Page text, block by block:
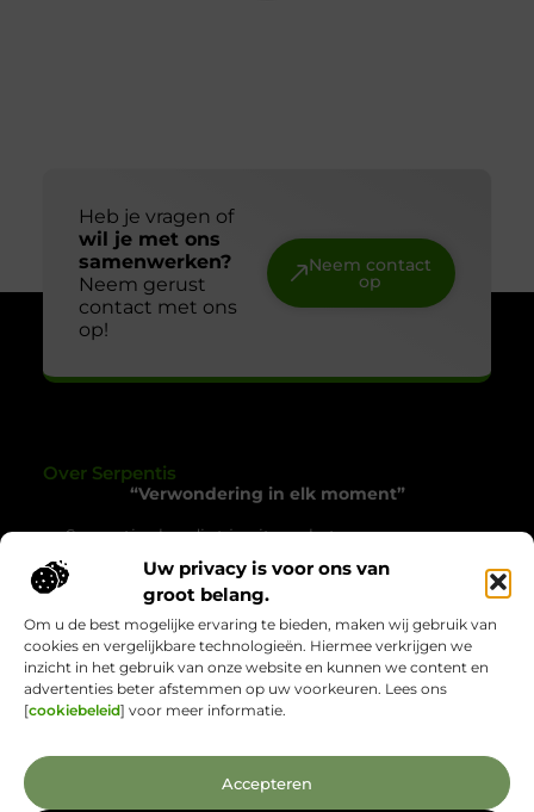
Uw privacy is voor ons van
groot belang.
Om u de best mogelijke ervaring te bieden, maken wij gebruik van
cookies en vergelijkbare technologieën. Hiermee verkrijgen we
inzicht in het gebruik van onze website en kunnen we content en
advertenties beter afstemmen op uw voorkeuren. Lees ons
[cookiebeleid] voor meer informatie.
Accepteren
Heb je vragen of
wil je met ons
samenwerken?
Neem gerust
contact met ons
op!
Neem contact
op
Over Serpentis
“Verwondering in elk moment”
Serpentis.nl nodigt je uit om het gewone op een
bijzondere manier te ervaren. Een verzameling
verhalen die inspireren, verrassen en het alledaagse
tot leven brengen.
Onze informatie
Bericht categorie